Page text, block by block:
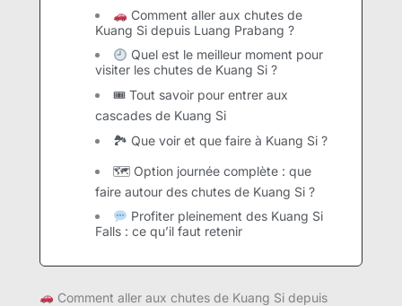
Comment aller aux chutes de
Kuang Si depuis Luang Prabang ?
Quel est le meilleur moment pour
visiter les chutes de Kuang Si ?
🎟 Tout savoir pour entrer aux
cascades de Kuang Si
🏞 Que voir et que faire à Kuang Si ?
🗺 Option journée complète : que
faire autour des chutes de Kuang Si ?
Profiter pleinement des Kuang Si
Falls : ce qu’il faut retenir
Comment aller aux chutes de Kuang Si depuis